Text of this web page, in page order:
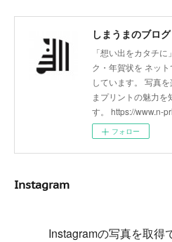
しまうまのブログ
「想い出をカタチ
ク・年賀状を ネッ
しています。 写真
まプリントの魅力
す。 https://www.n-
フォロー
Instagram
Instagramの写真を取得